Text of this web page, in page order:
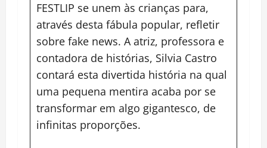
FESTLIP se unem às crianças para,
através desta fábula popular, refletir
sobre fake news. A atriz, professora e
contadora de histórias, Silvia Castro
contará esta divertida história na qual
uma pequena mentira acaba por se
transformar em algo gigantesco, de
infinitas proporções.